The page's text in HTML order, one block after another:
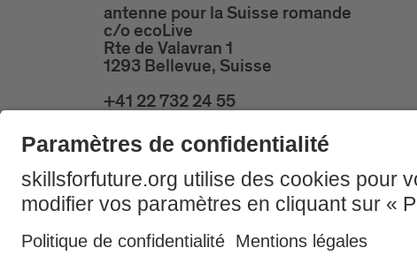
antenne pour la Suisse romande
c/o ecoLive
Rte de Valavran 1
1293 Bellevue, Suisse
+41 22 732 24 55